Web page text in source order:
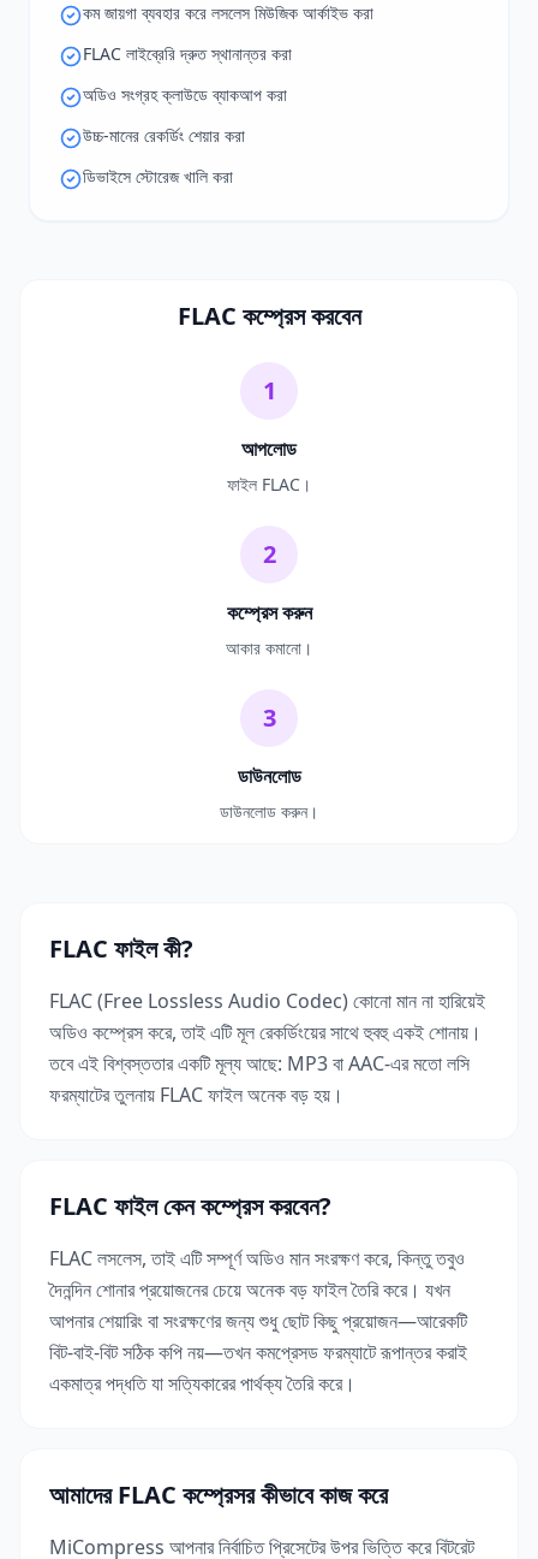
কম জায়গা ব্যবহার করে লসলেস মিউজিক আর্কাইভ করা
FLAC লাইব্রেরি দ্রুত স্থানান্তর করা
অডিও সংগ্রহ ক্লাউডে ব্যাকআপ করা
উচ্চ-মানের রেকর্ডিং শেয়ার করা
ডিভাইসে স্টোরেজ খালি করা
FLAC কম্প্রেস করবেন
1
আপলোড
ফাইল FLAC।
2
কম্প্রেস করুন
আকার কমানো।
3
ডাউনলোড
ডাউনলোড করুন।
FLAC ফাইল কী?
FLAC (Free Lossless Audio Codec) কোনো মান না হারিয়েই
অডিও কম্প্রেস করে, তাই এটি মূল রেকর্ডিংয়ের সাথে হুবহু একই শোনায়।
তবে এই বিশ্বস্ততার একটি মূল্য আছে: MP3 বা AAC-এর মতো লসি
ফরম্যাটের তুলনায় FLAC ফাইল অনেক বড় হয়।
FLAC ফাইল কেন কম্প্রেস করবেন?
FLAC লসলেস, তাই এটি সম্পূর্ণ অডিও মান সংরক্ষণ করে, কিন্তু তবুও
দৈনন্দিন শোনার প্রয়োজনের চেয়ে অনেক বড় ফাইল তৈরি করে। যখন
আপনার শেয়ারিং বা সংরক্ষণের জন্য শুধু ছোট কিছু প্রয়োজন—আরেকটি
বিট-বাই-বিট সঠিক কপি নয়—তখন কমপ্রেসড ফরম্যাটে রূপান্তর করাই
একমাত্র পদ্ধতি যা সত্যিকারের পার্থক্য তৈরি করে।
আমাদের FLAC কম্প্রেসর কীভাবে কাজ করে
MiCompress আপনার নির্বাচিত প্রিসেটের উপর ভিত্তি করে বিটরেট